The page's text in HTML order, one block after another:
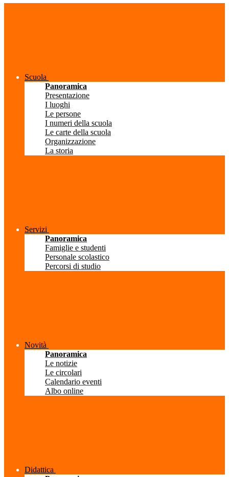
Scuola
Panoramica
Presentazione
I luoghi
Le persone
I numeri della scuola
Le carte della scuola
Organizzazione
La storia
Servizi
Panoramica
Famiglie e studenti
Personale scolastico
Percorsi di studio
Novità
Panoramica
Le notizie
Le circolari
Calendario eventi
Albo online
Didattica